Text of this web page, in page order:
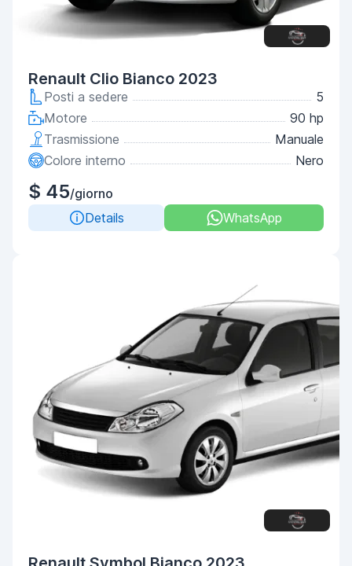
Renault Clio Bianco 2023
Posti a sedere
5
Motore
90 hp
Trasmissione
Manuale
Colore interno
Nero
$ 45/giorno
Details
WhatsApp